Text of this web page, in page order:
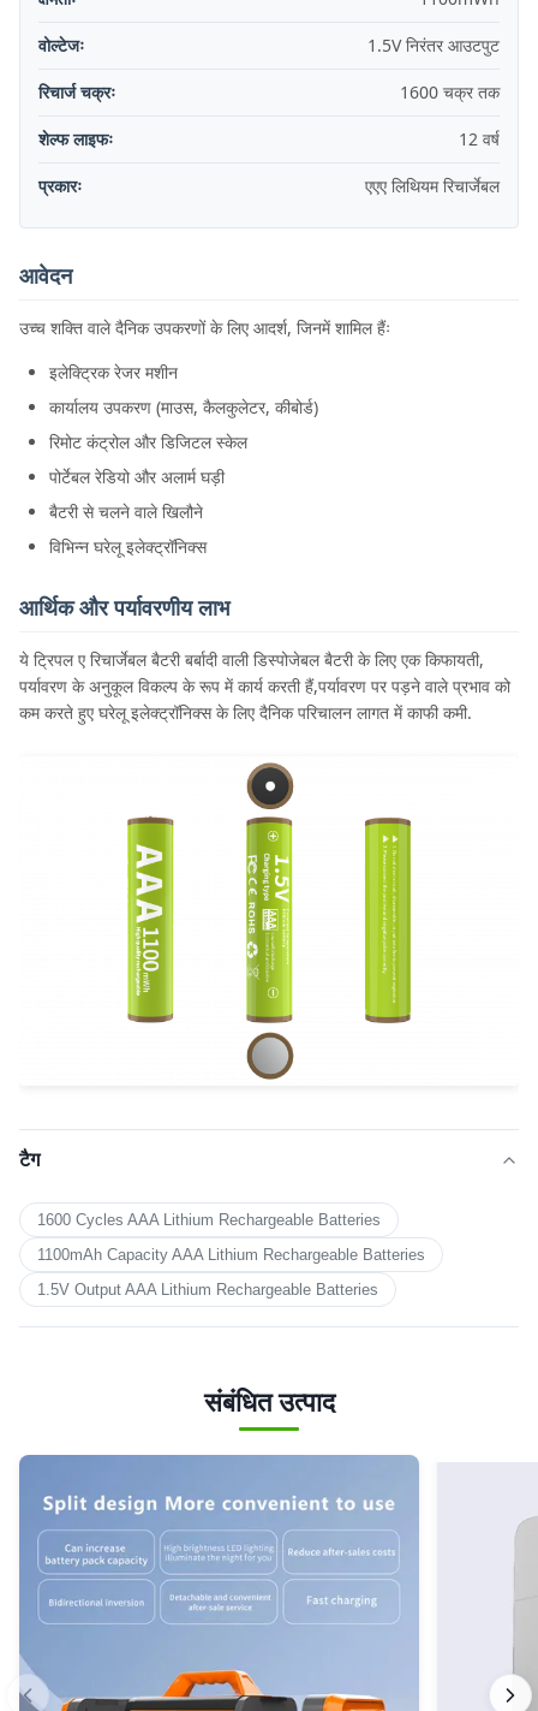
वोल्टेजः 1.5V निरंतर आउटपुट
रिचार्ज चक्रः 1600 चक्र तक
शेल्फ लाइफः 12 वर्ष
प्रकारः एएए लिथियम रिचार्जेबल
आवेदन
उच्च शक्ति वाले दैनिक उपकरणों के लिए आदर्श, जिनमें शामिल हैंः
इलेक्ट्रिक रेजर मशीन
कार्यालय उपकरण (माउस, कैलकुलेटर, कीबोर्ड)
रिमोट कंट्रोल और डिजिटल स्केल
पोर्टेबल रेडियो और अलार्म घड़ी
बैटरी से चलने वाले खिलौने
विभिन्न घरेलू इलेक्ट्रॉनिक्स
आर्थिक और पर्यावरणीय लाभ
ये ट्रिपल ए रिचार्जेबल बैटरी बर्बादी वाली डिस्पोजेबल बैटरी के लिए एक किफायती,
पर्यावरण के अनुकूल विकल्प के रूप में कार्य करती हैं,पर्यावरण पर पड़ने वाले प्रभाव को
कम करते हुए घरेलू इलेक्ट्रॉनिक्स के लिए दैनिक परिचालन लागत में काफी कमी.
टैग
1600 Cycles AAA Lithium Rechargeable Batteries
1100mAh Capacity AAA Lithium Rechargeable Batteries
1.5V Output AAA Lithium Rechargeable Batteries
संबंधित उत्पाद